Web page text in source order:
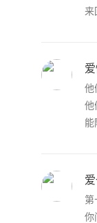
来
他
他
能
第
你